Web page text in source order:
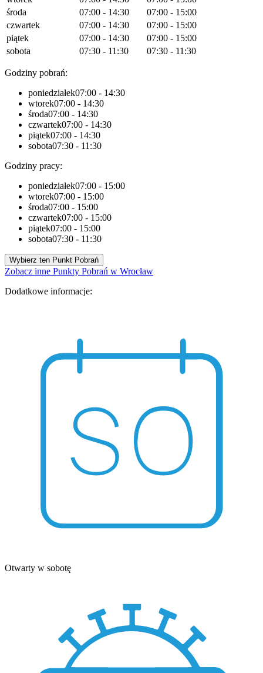
środa
07:00 - 14:30
07:00 - 15:00
czwartek
07:00 - 14:30
07:00 - 15:00
piątek
07:00 - 14:30
07:00 - 15:00
sobota
07:30 - 11:30 07:30 - 11:30
Godziny pobrań:
poniedziałek07:00 - 14:30
wtorek07:00 - 14:30
środa07:00 - 14:30
czwartek07:00 - 14:30
piątek07:00 - 14:30
sobota07:30 - 11:30
Godziny pracy:
poniedziałek07:00 - 15:00
wtorek07:00 - 15:00
środa07:00 - 15:00
czwartek07:00 - 15:00
piątek07:00 - 15:00
sobota07:30 - 11:30
Wybierz ten Punkt Pobrań
Zobacz inne Punkty Pobrań w Wrocław
Dodatkowe informacje:
Otwarty w sobotę